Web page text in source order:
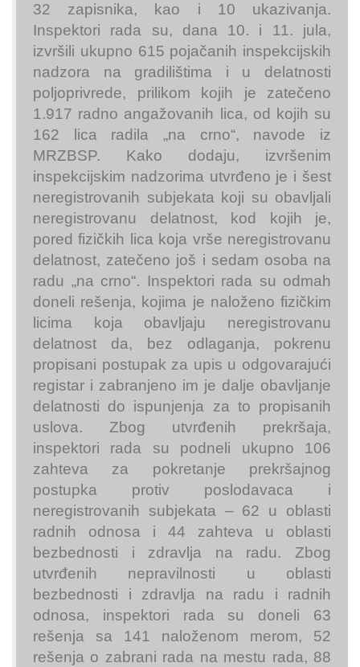
32 zapisnika, kao i 10 ukazivanja.
Inspektori rada su, dana 10. i 11. jula,
izvršili ukupno 615 pojačanih inspekcijskih
nadzora na gradilištima i u delatnosti
poljoprivrede, prilikom kojih je zatečeno
1.917 radno angažovanih lica, od kojih su
162 lica radila „na crno“, navode iz
MRZBSP. Kako dodaju, izvršenim
inspekcijskim nadzorima utvrđeno je i šest
neregistrovanih subjekata koji su obavljali
neregistrovanu delatnost, kod kojih je,
pored fizičkih lica koja vrše neregistrovanu
delatnost, zatečeno još i sedam osoba na
radu „na crno“. Inspektori rada su odmah
doneli rešenja, kojima je naloženo fizičkim
licima koja obavljaju neregistrovanu
delatnost da, bez odlaganja, pokrenu
propisani postupak za upis u odgovarajući
registar i zabranjeno im je dalje obavljanje
delatnosti do ispunjenja za to propisanih
uslova. Zbog utvrđenih prekršaja,
inspektori rada su podneli ukupno 106
zahteva za pokretanje prekršajnog
postupka protiv poslodavaca i
neregistrovanih subjekata – 62 u oblasti
radnih odnosa i 44 zahteva u oblasti
bezbednosti i zdravlja na radu. Zbog
utvrđenih nepravilnosti u oblasti
bezbednosti i zdravlja na radu i radnih
odnosa, inspektori rada su doneli 63
rešenja sa 141 naloženom merom, 52
rešenja o zabrani rada na mestu rada, 88